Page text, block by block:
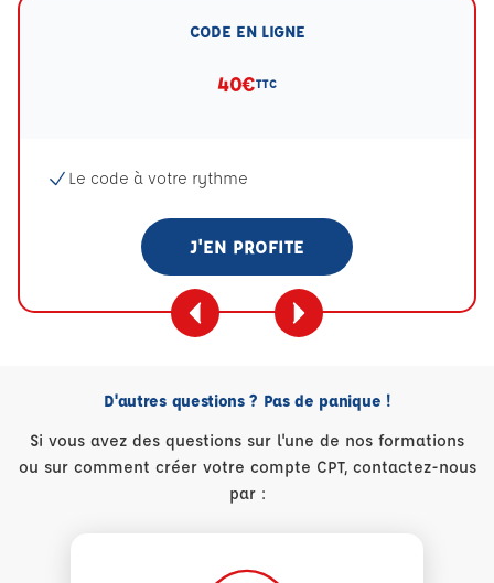
CODE EN LIGNE
40€TTC
Le code à votre rythme
J'EN PROFITE
D'autres questions ? Pas de panique !
Si vous avez des questions sur l'une de nos formations
ou sur comment créer votre compte CPT, contactez-nous
par :